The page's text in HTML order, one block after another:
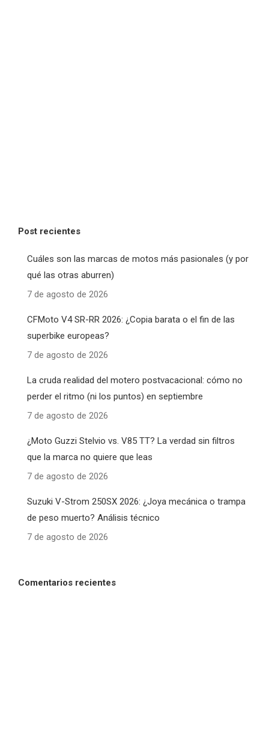
Post recientes
Cuáles son las marcas de motos más pasionales (y por
qué las otras aburren)
7 de agosto de 2026
CFMoto V4 SR-RR 2026: ¿Copia barata o el fin de las
superbike europeas?
7 de agosto de 2026
La cruda realidad del motero postvacacional: cómo no
perder el ritmo (ni los puntos) en septiembre
7 de agosto de 2026
¿Moto Guzzi Stelvio vs. V85 TT? La verdad sin filtros
que la marca no quiere que leas
7 de agosto de 2026
Suzuki V-Strom 250SX 2026: ¿Joya mecánica o trampa
de peso muerto? Análisis técnico
7 de agosto de 2026
Comentarios recientes